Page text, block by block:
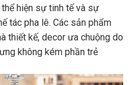
hiện sự tinh tế và sự
tác pha lê. Các sản phẩm
thiết kế, decor ưa chuộng do
không kém phần trẻ